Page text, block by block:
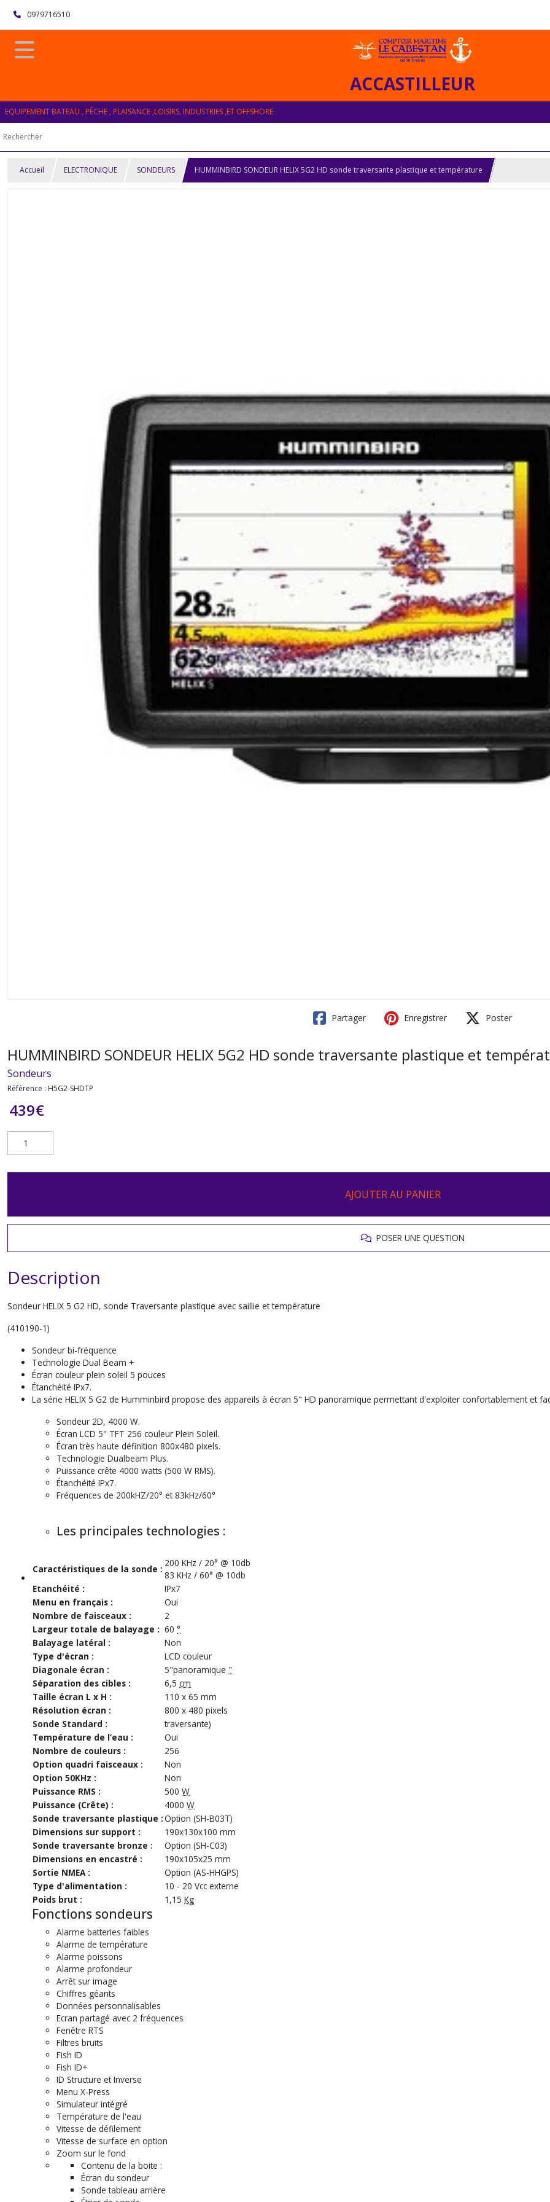
0979716510
ACCASTILLEUR
EQUIPEMENT BATEAU , PÊCHE , PLAISANCE ,LOISIRS, INDUSTRIES ,ET OFFSHORE
Accueil ELECTRONIQUE SONDEURS HUMMINBIRD SONDEUR HELIX 5G2 HD sonde traversante plastique et température
Partager Enregistrer Poster
HUMMINBIRD SONDEUR HELIX 5G2 HD sonde traversante plastique et
Sondeurs
Référence : H5G2-SHDTP
439€
AJOUTER AU PANIER
POSER UNE QUESTION
Description
Sondeur HELIX 5 G2 HD, sonde Traversante plastique avec saillie et température
(410190-1)
Sondeur bi-fréquence
Technologie Dual Beam +
Écran couleur plein soleil 5 pouces
Étanchéité IPx7.
La série HELIX 5 G2 de Humminbird propose des appareils à écran 5" HD panoramique permettant d'exploiter confortablement et
Sondeur 2D, 4000 W.
Écran LCD 5" TFT 256 couleur Plein Soleil.
Écran très haute définition 800x480 pixels.
Technologie Dualbeam Plus.
Puissance crête 4000 watts (500 W RMS).
Étanchéité IPx7.
Fréquences de 200kHZ/20° et 83kHz/60°
Les principales technologies :
Caractéristiques de la sonde :
200 KHz / 20° @ 10db
83 KHz / 60° @ 10db
Etanchéité :
IPx7
Menu en français :
Oui
Nombre de faisceaux :
2
Largeur totale de balayage : 60 °
Balayage latéral :
Non
Type d'écran :
LCD couleur
Diagonale écran :
5"panoramique "
Séparation des cibles :
6,5 cm
Taille écran L x H :
110 x 65 mm
Résolution écran :
800 x 480 pixels
Sonde Standard :
traversante)
Température de l’eau :
Oui
Nombre de couleurs :
256
Option quadri faisceaux :
Non
Option 50KHz :
Non
Puissance RMS :
500 W
Puissance (Crête) :
4000 W
Sonde traversante plastique :Option (SH-B03T)
Dimensions sur support :
190x130x100 mm
Sonde traversante bronze :
Option (SH-C03)
Dimensions en encastré :
190x105x25 mm
Sortie NMEA :
Option (AS-HHGPS)
Type d'alimentation :
10 - 20 Vcc externe
Poids brut :
1,15 Kg
Fonctions sondeurs
Alarme batteries faibles
Alarme de température
Alarme poissons
Alarme profondeur
Arrêt sur image
Chiffres géants
Données personnalisables
Ecran partagé avec 2 fréquences
Fenêtre RTS
Filtres bruits
Fish ID
Fish ID+
ID Structure et Inverse
Menu X-Press
Simulateur intégré
Température de l'eau
Vitesse de défilement
Vitesse de surface en option
Zoom sur le fond
Contenu de la boite :
Écran du sondeur
Sonde tableau arrière